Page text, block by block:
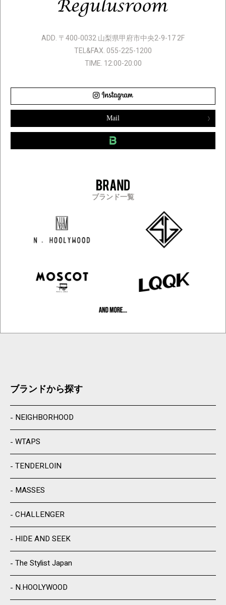
ADD. 〒400-0032 山梨県甲府市中央2-9-17 2F
TEL&FAX. 055-225-1200
TIME. 12:00-20:00
Mail
ブランド一覧
ブランドから探す
NEIGHBORHOOD
WTAPS
TENDERLOIN
MASSES
CHALLENGER
HIDE AND SEEK
The Stylist Japan
N.HOOLYWOOD